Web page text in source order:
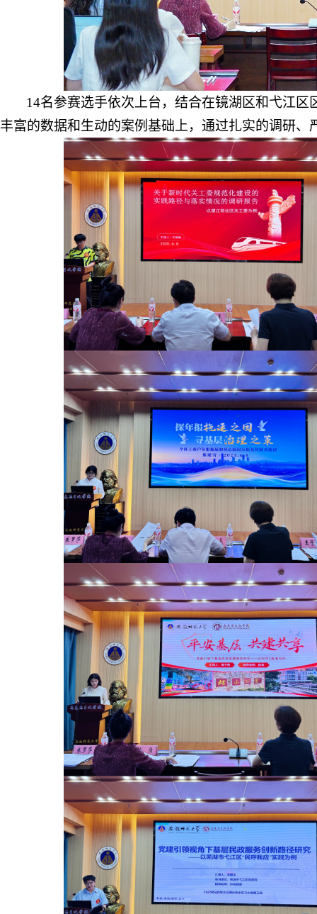
14名参赛选手依次上台，结合在镜湖区和弋江
丰富的数据和生动的案例基础上，通过扎实的调研